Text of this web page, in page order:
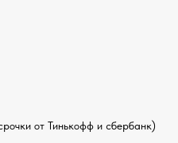
от Тинькофф и сбербанк)